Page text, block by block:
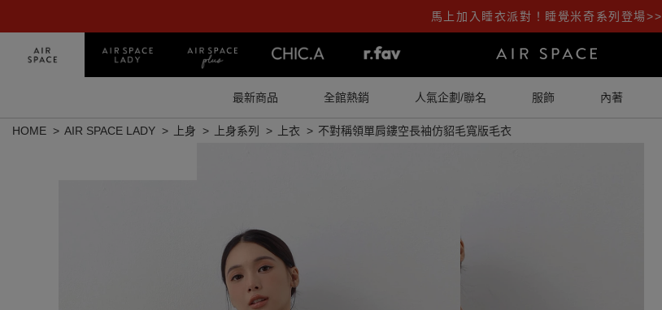
馬上加入睡衣派對！睡覺米奇系列登場>>
最新商品 全館熱銷 人氣企劃/聯名 服飾 內著
HOME AIR SPACE LADY 上身 上身系列 上衣 不對稱領單肩鏤空長袖仿貂毛寬版毛衣